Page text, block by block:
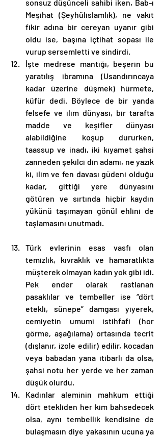
sonsuz düşünceli sahibi iken, Bab-ı
Meşihat (Şeyhülislamlık), ne vakit
fikir adına bir cereyan uyanır gibi
oldu ise, başına içtihat sopası ile
vurup sersemletti ve sindirdi.
İşte medrese mantığı, beşerin bu
yaratılış ibramına (Usandırıncaya
kadar üzerine düşmek) hürmete,
küfür dedi. Böylece de bir yanda
felsefe ve ilim dünyası, bir tarafta
madde ve keşifler dünyası
alabildiğine koşup dururken,
taassup ve inadı, iki kıyamet şahsi
zanneden şekilci din adamı, ne yazık
ki, ilim ve fen davası güdeni olduğu
kadar, gittiği yere dünyasını
götüren ve sırtında hiçbir kaydın
yükünü taşımayan gönül ehlini de
taşlamasını unutmadı.
Türk evlerinin esas vasfı olan
temizlik, kıvraklık ve hamaratlıkta
müşterek olmayan kadın yok gibi idi.
Pek ender olarak rastlanan
pasaklılar ve tembeller ise “dört
etekli, sünepe” damgası yiyerek,
cemiyetin umumi istihfafi (hor
görme, aşağılama) ortasında tecrit
(dışlanır, izole edilir) edilir, kocadan
veya babadan yana itibarlı da olsa,
şahsi notu her yerde ve her zaman
düşük olurdu.
Kadınlar aleminin mahkum ettiği
dört etekliden her kim bahsedecek
olsa, aynı tembellik kendisine de
bulaşmasın diye yakasının ucuna ya